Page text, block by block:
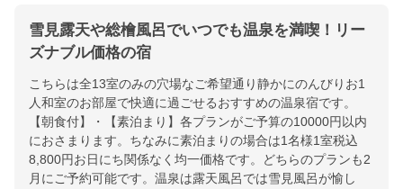
雪見露天や総檜風呂でいつでも温泉を満喫！リー
ズナブル価格の宿
こちらは全13室のみの穴場なご希望通り静かにのんびりお1
人和室のお部屋で快適に過ごせるおすすめの温泉宿です。
【朝食付】・【素泊まり】各プランがご予算の10000円以内
におさまります。ちなみに素泊まりの場合は1名様1室税込
8,800円お日にち関係なく均一価格です。どちらのプランも2
月にご予約可能です。温泉は露天風呂では雪見風呂が愉し